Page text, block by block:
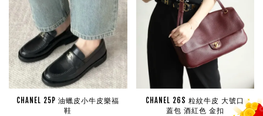
CHANEL 25P 油蠟皮小牛皮樂福
鞋
CHANEL 26S 粒紋牛皮 大號口
蓋包 酒紅色 金扣